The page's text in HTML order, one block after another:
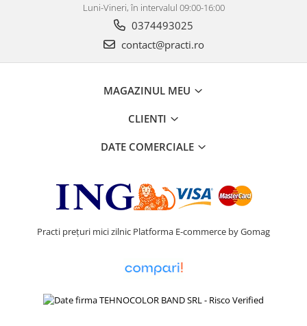
Luni-Vineri, în intervalul 09:00-16:00
0374493025
contact@practi.ro
MAGAZINUL MEU
CLIENTI
DATE COMERCIALE
Practi prețuri mici zilnic Platforma E-commerce by Gomag